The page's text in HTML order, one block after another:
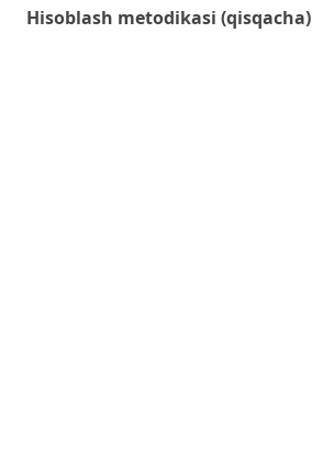
Hisoblash metodikasi (qisqacha)